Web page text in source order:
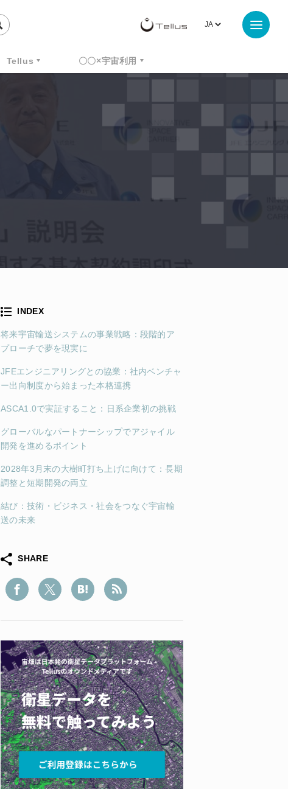
Tellus 〇〇×宇宙利用
INDEX
将来宇宙輸送システムの事業戦略：段階的ア
プローチで夢を現実に
JFEエンジニアリングとの協業：社内ベンチャ
ー出向制度から始まった本格連携
ASCA1.0で実証すること：日系企業初の挑戦
グローバルなパートナーシップでアジャイル
開発を進めるポイント
2028年3月末の大樹町打ち上げに向けて：長期
調整と短期開発の両立
結び：技術・ビジネス・社会をつなぐ宇宙輸
送の未来
SHARE